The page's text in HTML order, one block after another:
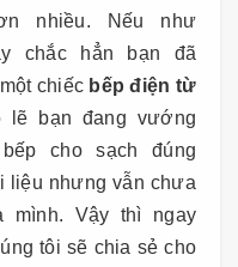
nhiều. Nếu như
chắc hẳn bạn đã
chiếc bếp điện từ
lẽ bạn đang vướng
cho sạch đúng
liệu nhưng vẫn chưa
mình. Vậy thì ngay
tôi sẽ chia sẻ cho